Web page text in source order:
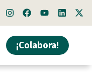
¡Colabora!